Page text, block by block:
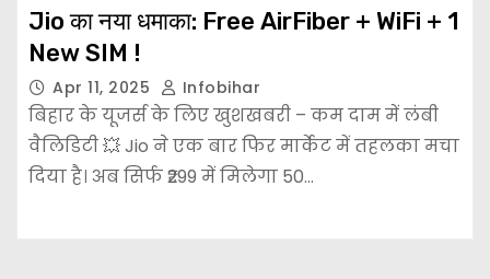
Jio का नया धमाका: Free AirFiber + WiFi + 1
New SIM !
Apr 11, 2025 Infobihar
बिहार के यूजर्स के लिए खुशखबरी – कम दाम में लंबी
वैलिडिटी 💥 Jio ने एक बार फिर मार्केट में तहलका मचा
दिया है। अब सिर्फ ₹299 में मिलेगा 50…